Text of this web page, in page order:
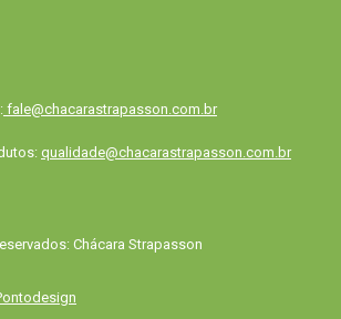
fale@chacarastrapasson.com.br
qualidade@chacarastrapasson.com.br
Chácara Strapasson